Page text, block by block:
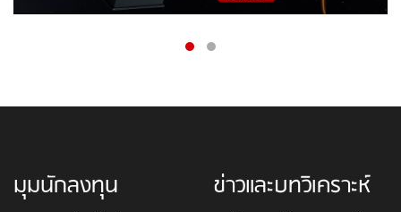
มุมนักลงทุน ข่าวและบทวิเคราะห์